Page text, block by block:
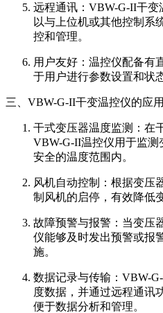
远程通讯：VBW-G-II干
以与上位机或其他控制系
控和管理。
用户友好：温控仪配备有
于用户进行参数设置和状
三、VBW-G-II干变温控仪的应用
干式变压器温度监测：在
VBW-G-II温控仪用于监
安全的温度范围内。
风机自动控制：根据变压
制风机的启停，有效降低
故障预警与报警：当变压
仪能够及时发出预警或报
施。
数据记录与传输：VBW-
度数据，并通过远程通讯
便于数据分析和管理。